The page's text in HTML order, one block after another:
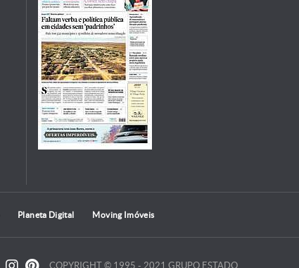
Planeta Digital Moving Imóveis
COPYRIGHT © 1995 - 2021 GRUPO ESTADO